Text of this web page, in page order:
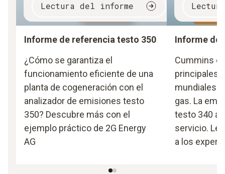
Lectura del informe
Informe de referencia testo 350
¿Cómo se garantiza el
funcionamiento eficiente de una
planta de cogeneración con el
analizador de emisiones testo
350? Descubre más con el
ejemplo práctico de 2G Energy
AG
Informe de
Cummins
principales
mundiales
gas. La
testo 340 a
servicio.
a los